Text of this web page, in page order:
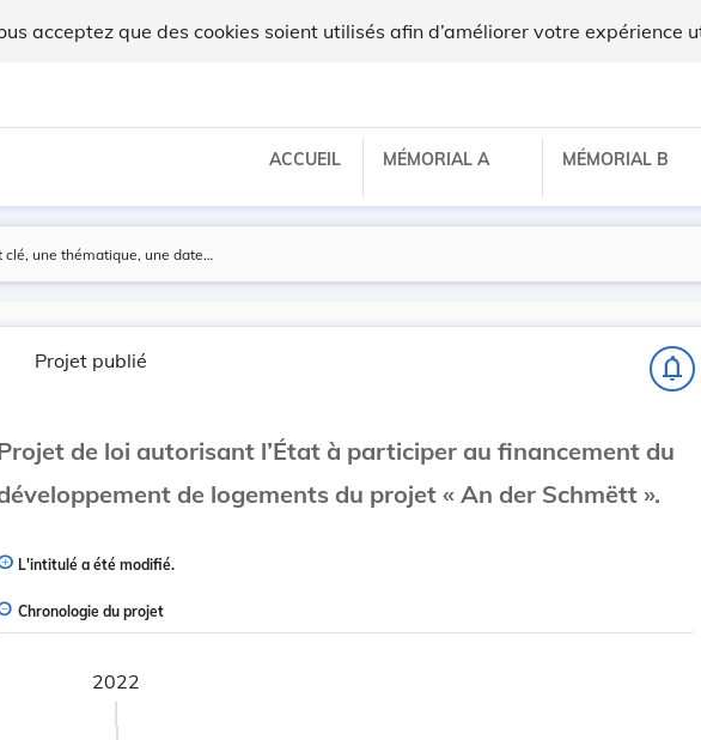
acceptez que des cookies soient utilisés afin d’améliorer votre expérience
ACCUEIL MÉMORIAL A MÉMORIAL B
Projet publié notifications_none
de loi autorisant l’État à participer au financement du
de logements du projet « An der Schmëtt ».
L'intitulé a été modifié.
Chronologie du projet
2022